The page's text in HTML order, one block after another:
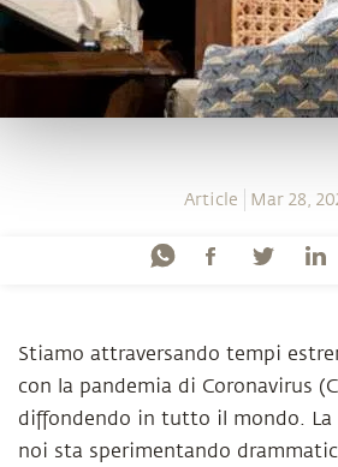
Article Mar 28,
Stiamo attraversando tempi
con la pandemia di Coronavirus
diffondendo in tutto il mondo. La
noi sta sperimentando